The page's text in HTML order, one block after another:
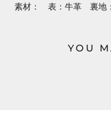
素材： 表：牛革 裏地
YOU